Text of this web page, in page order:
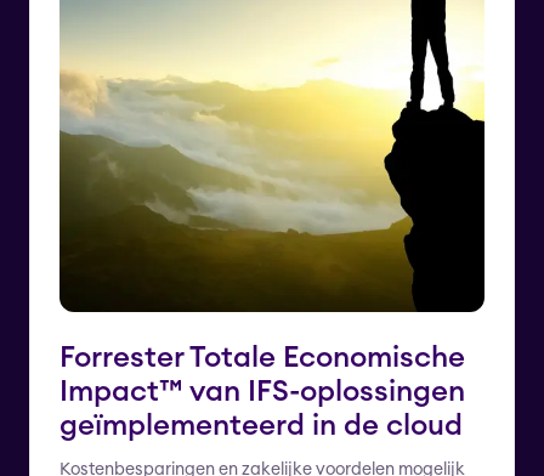
Forrester Totale Economische
Impact™️ van IFS-oplossingen
geïmplementeerd in de cloud
Kostenbesparingen en zakelijke voordelen mogelijk